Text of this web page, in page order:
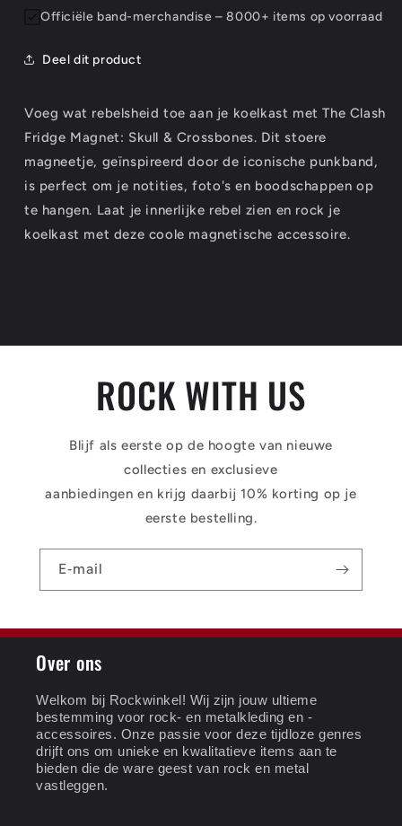
Officiële band-merchandise – 8000+ items op voorraad
Deel dit product
Voeg wat rebelsheid toe aan je koelkast met The Clash
Fridge Magnet: Skull & Crossbones. Dit stoere
magneetje, geïnspireerd door de iconische punkband,
is perfect om je notities, foto's en boodschappen op
te hangen. Laat je innerlijke rebel zien en rock je
koelkast met deze coole magnetische accessoire.
ROCK WITH US
Blijf als eerste op de hoogte van nieuwe
collecties en exclusieve
aanbiedingen en krijg daarbij 10% korting op je
eerste bestelling.
E‑mail
Over ons
Welkom bij Rockwinkel! Wij zijn jouw ultieme
bestemming voor rock- en metalkleding en -
accessoires. Onze passie voor deze tijdloze genres
drijft ons om unieke en kwalitatieve items aan te
bieden die de ware geest van rock en metal
vastleggen.